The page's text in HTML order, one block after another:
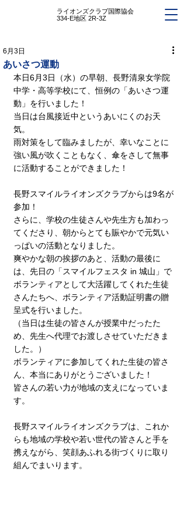
ライオンズクラブ国際協会
334-E地区 2R-3Z
あいさつ運動
6月3日
本日6月3日（水）の早朝、長野清泉女学院
中学・高等学校にて、恒例の「あいさつ運
動」を行いました！
当日は台風接近中というあいにくのお天
気。
雨対策をして臨みましたが、幸いなことに
強い風が吹くこともなく、傘をさして無事
に活動することができました！
長野スマイルライオンズクラブからは9名が
参加！
さらに、学校の生徒さんや先生方も加わっ
てくださり、朝からとても賑やかで元気い
っぱいの活動となりました。
爽やかな朝の挨拶のあと、活動の最後に
は、先日の「スマイルフェスタ in 城山」で
ボランティアとして大活躍してくれた生徒
さんたちへ、ボランティア活動証明書の贈
呈式を行いました。
（当日は生徒の皆さんが授業中だったた
め、先生へ代理でお渡しさせていただきま
した。）
ボランティアに参加してくれた生徒の皆さ
ん、本当にありがとうございました！
皆さんの若い力が地域の支えになっていま
す。
長野スマイルライオンズクラブは、これか
らも地域の学校や若い世代の皆さんと手を
携えながら、笑顔あふれる街づくりに取り
組んでまいります。